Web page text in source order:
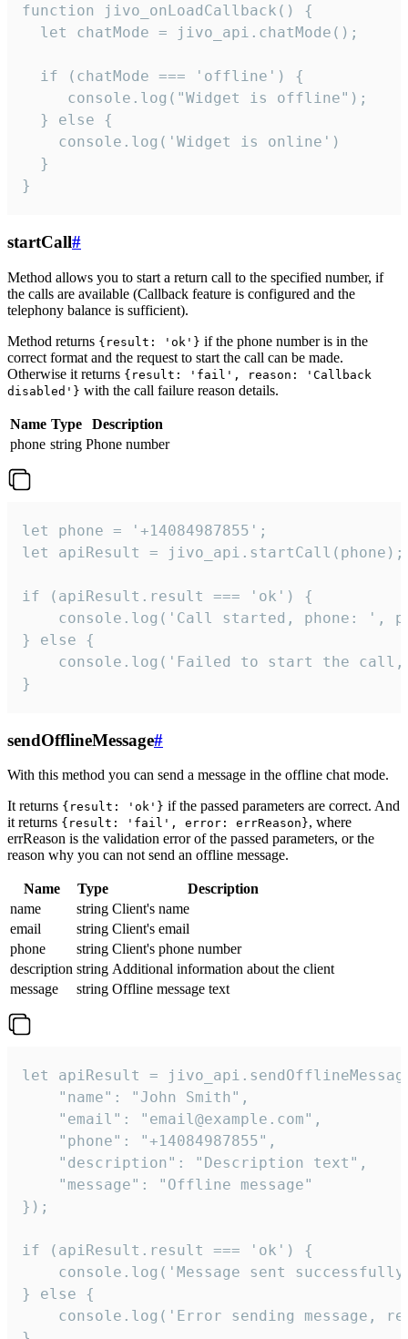
function jivo_onLoadCallback() {
  let chatMode = jivo_api.chatMode();
  if (chatMode === 'offline') {
     console.log("Widget is offline");
  } else {
    console.log('Widget is online')
  }
}
startCall#
Method allows you to start a return call to the specified number, if
the calls are available (Callback feature is configured and the
telephony balance is sufficient).
Method returns {result: 'ok'} if the phone number is in the
correct format and the request to start the call can be made.
Otherwise it returns {result: 'fail', reason: 'Callback
disabled'} with the call failure reason details.
Name Type
Description
phone string Phone number
let phone = '+14084987855';
let apiResult = jivo_api.startCall(phone);
if (apiResult.result === 'ok') {
console.log('Call started, phone: ',
} else {
console.log('Failed to start the
}
sendOfflineMessage#
With this method you can send a message in the offline chat mode.
It returns {result: 'ok'} if the passed parameters are correct. And
it returns {result: 'fail', error: errReason}, where
errReason is the validation error of the passed parameters, or the
reason why you can not send an offline message.
Name Type
Description
name
string Client's name
email
string Client's email
phone
string Client's phone number
description string Additional information about the client
message
string Offline message text
let apiResult =
    "name": "John Smith",
    "email": "email@example.com",
    "phone": "+14084987855",
    "description": "Description text",
    "message": "Offline message"
});
if (apiResult.result === 'ok') {
console.log('Message sent
} else {
console.log('Error sending message,